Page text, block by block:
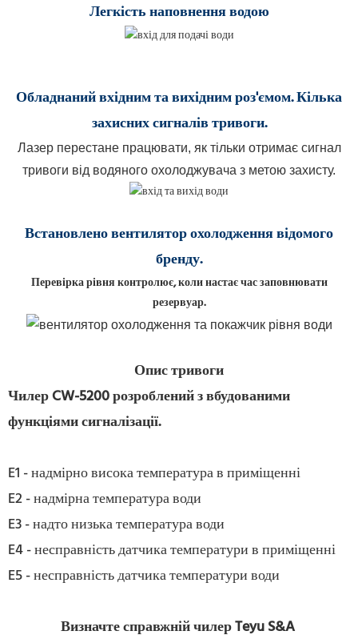
Легкістьнаповнення водою
Обладнаний вхідним та вихідним роз'ємом. Кілька
захисних сигналів тривоги.
Лазер перестане працювати, як тільки отримає сигнал
тривоги від водяного охолоджувача з метою захисту.
Встановлено вентилятор охолодження відомого
бренду.
Перевірка рівня контролює, коли настає час заповнювати
резервуар.
Опис тривоги
Чилер CW-5200 розроблений з вбудованими
функціями сигналізації.
E1 - надмірно висока температура в приміщенні
E2 - надмірна температура води
E3 - надто низька температура води
E4 - несправність датчика температури в приміщенні
E5 - несправність датчика температури води
Визначте справжній чилер Teyu S&A